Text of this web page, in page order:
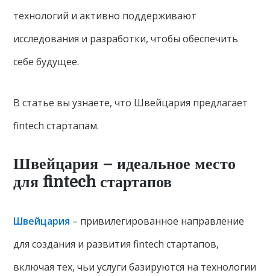
технологий и активно поддерживают
исследования и разработки, чтобы обеспечить
себе будущее.
В статье вы узнаете, что Швейцария предлагает
fintech стартапам.
Швейцария – идеальное место
для fintech стартапов
Швейцария – привилегированное направление
для создания и развития fintech стартапов,
включая тех, чьи услуги базируются на технологии